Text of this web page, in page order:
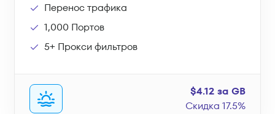
Перенос трафика
1,000 Портов
5+ Прокси фильтров
$4.12 за GB
Скидка 17.5%